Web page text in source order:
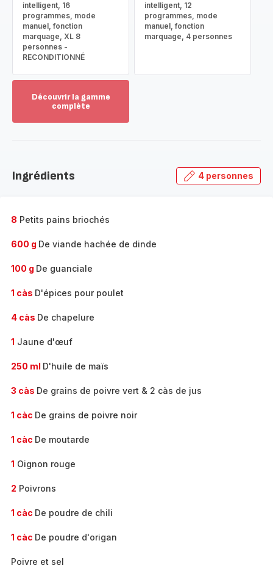
intelligent, 16
programmes, mode
manuel, fonction
marquage, XL 8
personnes -
RECONDITIONNÉ
intelligent, 12
programmes, mode
manuel, fonction
marquage, 4 personnes
Découvrir la gamme
complète
gamme
Ingrédients 4 personnes
8 Petits pains briochés
600 g De viande hachée de dinde
100 g De guanciale
1 càs D'épices pour poulet
4 càs De chapelure
1 Jaune d'œuf
250 ml D'huile de maïs
3 càs De grains de poivre vert & 2 càs de jus
1 càc De grains de poivre noir
1 càc De moutarde
1 Oignon rouge
2 Poivrons
1 càc De poudre de chili
1 càc De poudre d'origan
Poivre et sel